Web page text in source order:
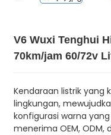
V6 Wuxi Tenghui
70km/jam 60/72v
Kendaraan listrik yang
lingkungan,
konfigurasi warna
menerima OEM, ODM,